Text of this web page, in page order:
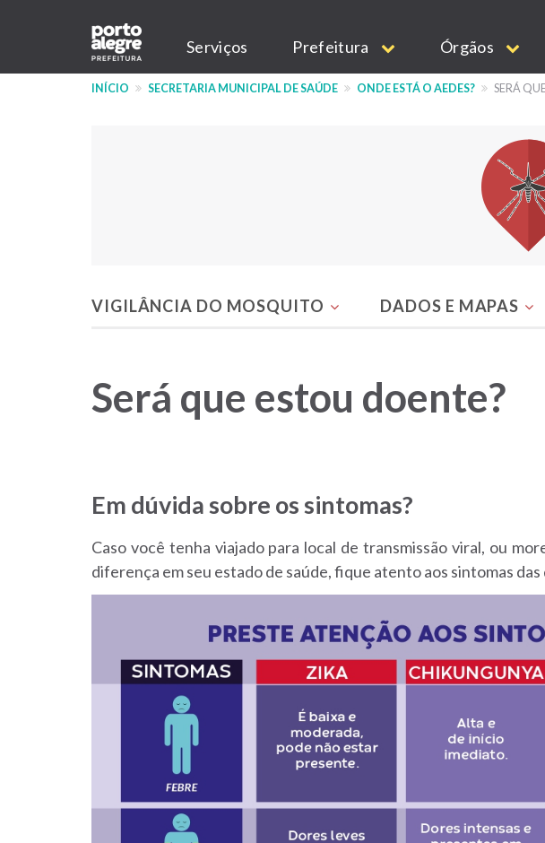
conteúdo
Main
navigation
Serviços Prefeitura Órgãos
INÍCIO SECRETARIA MUNICIPAL DE SAÚDE ONDE ESTÁ O AEDES? SERÁ
do
Aedes
VIGILÂNCIA DO MOSQUITO DADOS E MAPAS
Será que estou doente?
Em dúvida sobre os sintomas?
Caso você tenha viajado para local de transmissão viral, ou
diferença em seu estado de saúde, fique atento aos sintomas